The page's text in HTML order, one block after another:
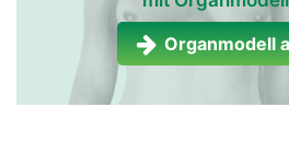
Organmodell